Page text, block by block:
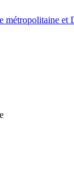
métropolitaine